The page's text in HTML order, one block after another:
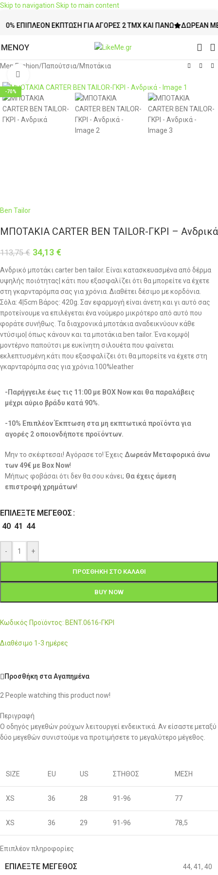
Skip to navigation Skip to main content
ΈΚΠΤΩΣΗ ΓΙΑ ΑΓΟΡΈΣ 2 ΤΜΧ ΚΑΙ ΠΆΝΩ ΔΩΡΕΆΝ
ΜΕΝΟΥ
Men Fashion/Παπούτσια/Μποτάκια
-70%
Ben Tailor
ΜΠΟΤΑΚΙΑ CARTER BEN TAILOR-ΓΚΡΙ – Ανδρικά
113,75€ 34,13 €
Ανδρικό μποτάκι carter ben tailor. Είναι κατασκευασμένα από δέρμα
υψηλής ποιότητας| κάτι που εξασφαλίζει ότι θα μπορείτε να έχετε
στη γκαρνταρόμπα σας για χρόνια. Διαθέτει δέσιμο με κορδόνια.
Σόλα: 4|5cm Βάρος: 420g. Σαν εφαρμογή είναι άνετη και γι αυτό σας
προτείνουμε να επιλέγεται ένα νούμερο μικρότερο από αυτό που
φοράτε συνήθως. Τα διαχρονικά μποτάκια αναδεικνύουν κάθε
ντύσιμο| όπως κάνουν και τα μποτάκια ben tailor. Ένα κομψό|
μοντέρνο παπούτσι με ευκίνητη σιλουέτα που φαίνεται
εκλεπτυσμένη.κάτι που εξασφαλίζει ότι θα μπορείτε να έχετε στη
γκαρνταρόμπα σας για χρόνια.100%leather
-Παρήγγειλε έως τις 11:00 με BOX Now και θα παραλάβεις
μέχρι αύριο βράδυ κατά 90%.
-10% Επιπλέον Έκπτωση στα μη εκπτωτικά προϊόντα για
αγορές 2 οποιονδήποτε προϊόντων.
Μην το σκέφτεσαι! Αγόρασε το! Έχεις Δωρεάν Μεταφορικά άνω
των 49€ με Box Now!
Μήπως φοβάσαι ότι δεν θα σου κάνει; Θα έχεις άμεση
επιστροφή χρημάτων!
ΕΠΙΛΈΞΤΕ ΜΈΓΕΘΟΣ
40 41 44
- +
ΠΡΟΣΘΉΚΗ ΣΤΟ ΚΑΛΆΘΙ
BUY NOW
Κωδικός Προϊόντος: BENT.0616-ΓΚΡΙ
Διαθέσιμο 1-3 ημέρες
Προσθήκη στα Αγαπημένα
2 People watching this product now!
Περιγραφή
Ο οδηγός μεγεθών ρούχων λειτουργεί ενδεικτικά. Αν είσαστε μεταξύ
δύο μεγεθών συνιστούμε να προτιμήσετε το μεγαλύτερο μέγεθος.
SIZE EU US ΣΤΗΘΟΣ ΜΕΣΗ
XS 36 28 91-96 77
XS 36 29 91-96 78,5
S 38
S 40 81,5
Επιπλέον πληροφορίες
ΕΠΙΛΈΞΤΕ ΜΈΓΕΘΟΣ 44, 41 , 40